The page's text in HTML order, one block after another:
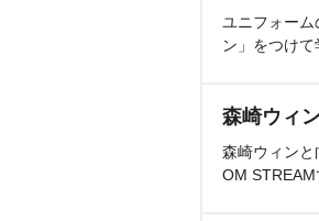
ユニフォー
ン」をつけ
森崎ウィ
森崎ウィン
OM STREAM